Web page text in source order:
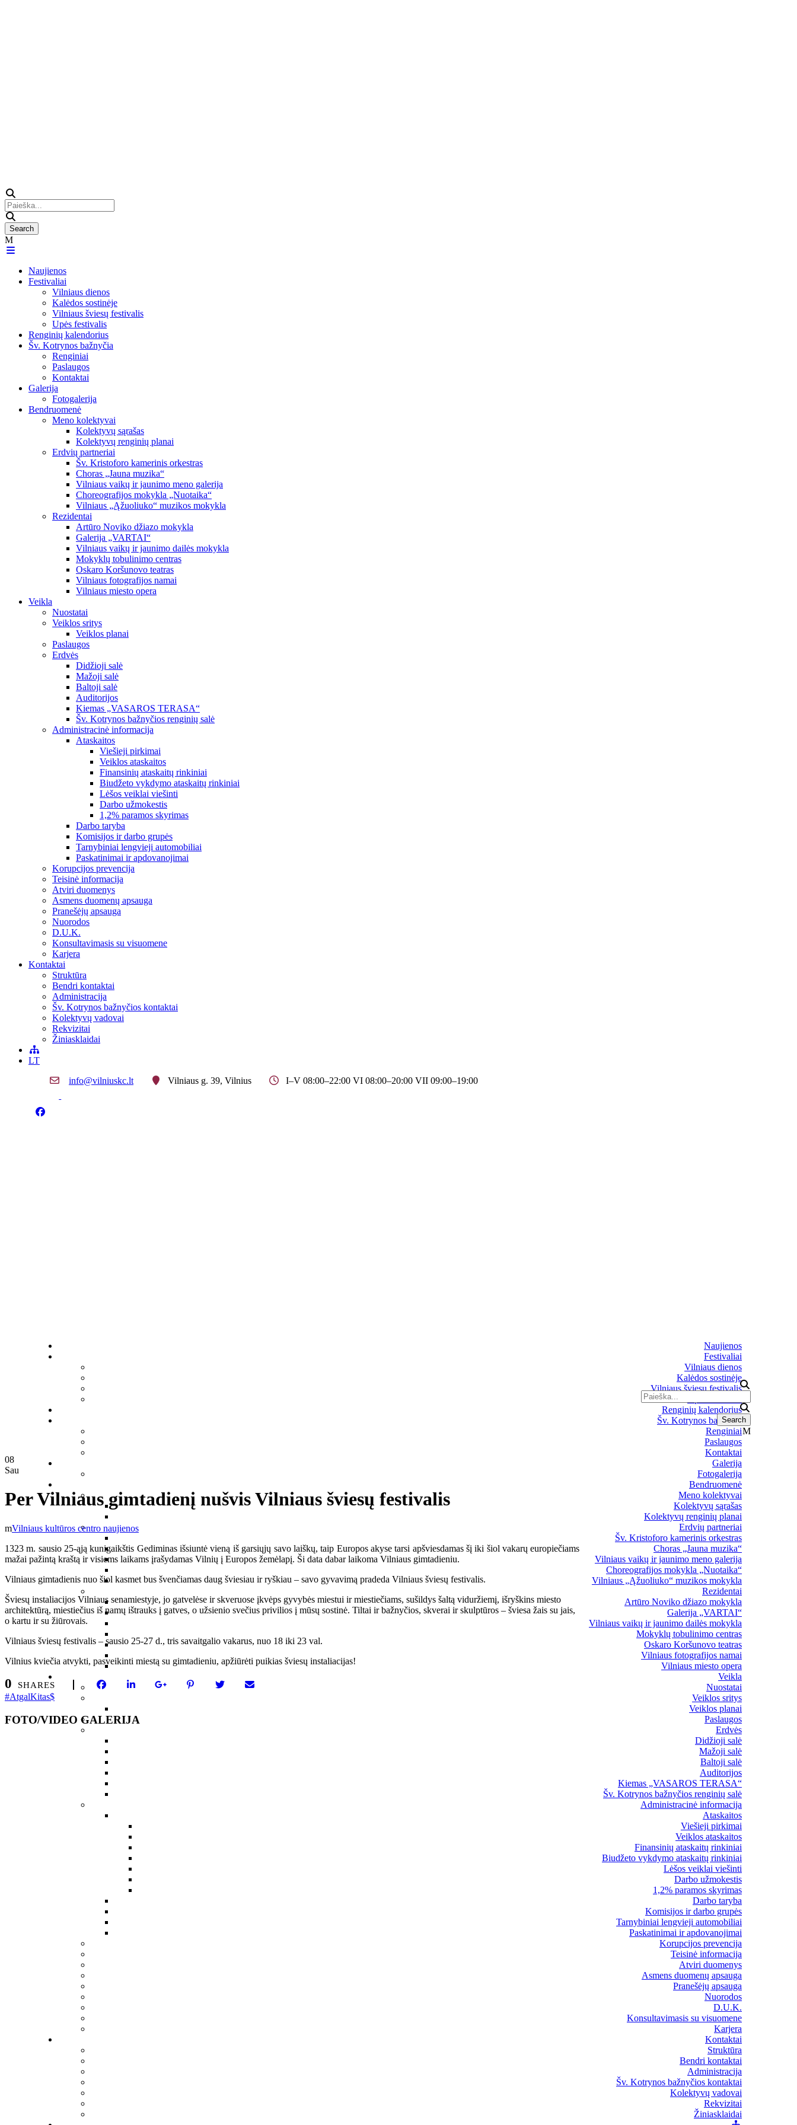
Naujienos
Festivaliai
Vilniaus dienos
Kalėdos sostinėje
Vilniaus šviesų festivalis
Upės festivalis
Renginių kalendorius
Šv. Kotrynos bažnyčia
Renginiai
Paslaugos
Kontaktai
Galerija
Fotogalerija
Bendruomenė
Meno kolektyvai
Kolektyvų sąrašas
Kolektyvų renginių planai
Erdvių partneriai
Šv. Kristoforo kamerinis orkestras
Choras „Jauna muzika“
Vilniaus vaikų ir jaunimo meno galerija
Choreografijos mokykla „Nuotaika“
Vilniaus „Ąžuoliuko“ muzikos mokykla
Rezidentai
Artūro Noviko džiazo mokykla
Galerija „VARTAI“
Vilniaus vaikų ir jaunimo dailės mokykla
Mokyklų tobulinimo centras
Oskaro Koršunovo teatras
Vilniaus fotografijos namai
Vilniaus miesto opera
Veikla
Nuostatai
Veiklos sritys
Veiklos planai
Paslaugos
Erdvės
Didžioji salė
Mažoji salė
Baltoji salė
Auditorijos
Kiemas „VASAROS TERASA“
Šv. Kotrynos bažnyčios renginių salė
Administracinė informacija
Ataskaitos
Viešieji pirkimai
Veiklos ataskaitos
Finansinių ataskaitų rinkiniai
Biudžeto vykdymo ataskaitų rinkiniai
Lėšos veiklai viešinti
Darbo užmokestis
1,2% paramos skyrimas
Darbo taryba
Komisijos ir darbo grupės
Tarnybiniai lengvieji automobiliai
Paskatinimai ir apdovanojimai
Korupcijos prevencija
Teisinė informacija
Atviri duomenys
Asmens duomenų apsauga
Pranešėjų apsauga
Nuorodos
D.U.K.
Konsultavimasis su visuomene
Karjera
Kontaktai
Struktūra
Bendri kontaktai
Administracija
Šv. Kotrynos bažnyčios kontaktai
Kolektyvų vadovai
Rekvizitai
Žiniasklaidai
LT
info@vilniuskc.lt
Vilniaus g. 39, Vilnius I–V 08:00–22:00 VI 08:00–20:00 VII 09:00–19:00
Naujienos
Festivaliai
Vilniaus dienos
Kalėdos sostinėje
Vilniaus šviesų festivalis
Renginių kalendorius
Šv. Kotrynos bažnyčia
Renginiai
Paslaugos
Kontaktai
Galerija
Fotogalerija
Bendruomenė
Meno kolektyvai
Kolektyvų sąrašas
Kolektyvų renginių planai
Erdvių partneriai
Šv. Kristoforo kamerinis orkestras
Choras „Jauna muzika“
Vilniaus vaikų ir jaunimo meno galerija
Choreografijos mokykla „Nuotaika“
Vilniaus „Ąžuoliuko“ muzikos mokykla
Rezidentai
Artūro Noviko džiazo mokykla
Galerija „VARTAI“
Vilniaus vaikų ir jaunimo dailės mokykla
Mokyklų tobulinimo centras
Oskaro Koršunovo teatras
Vilniaus fotografijos namai
Vilniaus miesto opera
Veikla
Nuostatai
Veiklos sritys
Veiklos planai
Paslaugos
Erdvės
Didžioji salė
Mažoji salė
Baltoji salė
Auditorijos
Kiemas „VASAROS TERASA“
Šv. Kotrynos bažnyčios renginių salė
Administracinė informacija
Ataskaitos
Viešieji pirkimai
Veiklos ataskaitos
Finansinių ataskaitų rinkiniai
Biudžeto vykdymo ataskaitų rinkiniai
Lėšos veiklai viešinti
Darbo užmokestis
1,2% paramos skyrimas
Darbo taryba
Komisijos ir darbo grupės
Tarnybiniai lengvieji automobiliai
Paskatinimai ir apdovanojimai
Korupcijos prevencija
Teisinė informacija
Atviri duomenys
Asmens duomenų apsauga
Pranešėjų apsauga
Nuorodos
D.U.K.
Konsultavimasis su visuomene
Karjera
Kontaktai
Struktūra
Bendri kontaktai
Administracija
Šv. Kotrynos bažnyčios kontaktai
Kolektyvų vadovai
Rekvizitai
Žiniasklaidai
08
Sau
Per Vilniaus gimtadienį nušvis Vilniaus šviesų festivalis
Vilniaus kultūros centro naujienos
1323 m. sausio 25-ąją kunigaikštis Gediminas išsiuntė vieną iš garsiųjų savo laiškų, taip Europos akyse tarsi apšviesdamas šį iki šiol vakarų europiečiams
mažai pažintą kraštą ir visiems laikams įrašydamas Vilnių į Europos žemėlapį. Ši data dabar laikoma Vilniaus gimtadieniu.
Vilniaus gimtadienis nuo šiol kasmet bus švenčiamas daug šviesiau ir ryškiau – savo gyvavimą pradeda Vilniaus šviesų festivalis.
Šviesų instaliacijos Vilniaus senamiestyje, jo gatvelėse ir skveruose įkvėps gyvybės miestui ir miestiečiams, sušildys šaltą viduržiemį, išryškins miesto
architektūrą, miestiečius iš namų ištrauks į gatves, o užsienio svečius privilios į mūsų sostinė. Tiltai ir bažnyčios, skverai ir skulptūros – šviesa žais su jais,
o kartu ir su žiūrovais.
Vilniaus šviesų festivalis – sausio 25-27 d., tris savaitgalio vakarus, nuo 18 iki 23 val.
Vilnius kviečia atvykti, pasveikinti miestą su gimtadieniu, apžiūrėti puikias šviesų instaliacijas!
0 SHARES
AtgalKitas
FOTO/VIDEO GALERIJA